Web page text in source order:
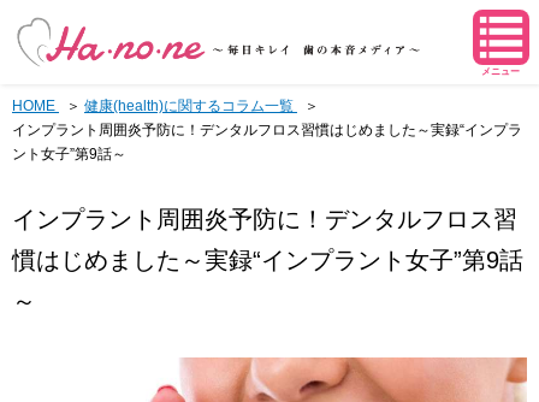
メニュー
HOME
健康(health)に関するコラム一覧
インプラント周囲炎予防に！デンタルフロス習慣はじめました～実録“インプラ
ント女子”第9話～
インプラント周囲炎予防に！デンタルフロス習
慣はじめました～実録“インプラント女子”第9話
～